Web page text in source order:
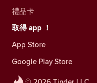
禮品卡
取得 app ！
App Store
Google Play Store